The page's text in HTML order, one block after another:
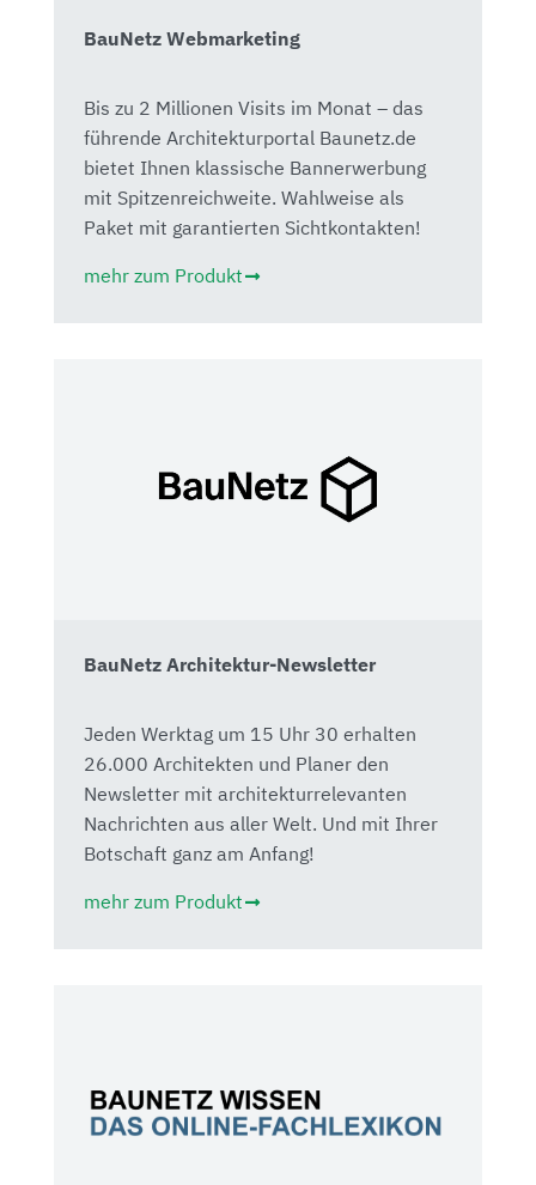
BauNetz Webmarketing
Bis zu 2 Millionen Visits im Monat – das
führende Architekturportal Baunetz.de
bietet Ihnen klassische Bannerwerbung
mit Spitzenreichweite. Wahlweise als
Paket mit garantierten Sichtkontakten!
mehr zum Produkt
BauNetz Architektur-Newsletter
Jeden Werktag um 15 Uhr 30 erhalten
26.000 Architekten und Planer den
Newsletter mit architekturrelevanten
Nachrichten aus aller Welt. Und mit Ihrer
Botschaft ganz am Anfang!
mehr zum Produkt